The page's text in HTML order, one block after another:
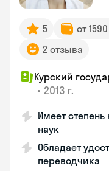
5 от
2 отзыва
Курский
• 2013 г.
Имеет
наук
Обладает
переводчика